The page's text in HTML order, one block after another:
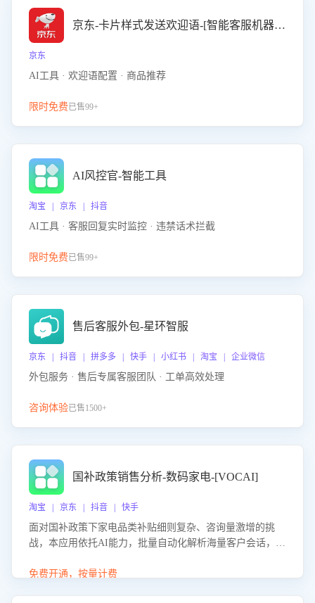
京东-卡片样式发送欢迎语-[智能客服机器人]
京东
AI工具 · 欢迎语配置 · 商品推荐
限时免费已售99+
AI风控官-智能工具
淘宝 | 京东 | 抖音
AI工具 · 客服回复实时监控 · 违禁话术拦截
限时免费已售99+
售后客服外包-星环智服
京东 | 抖音 | 拼多多 | 快手 | 小红书 | 淘宝 | 企业微信
外包服务 · 售后专属客服团队 · 工单高效处理
咨询体验已售1500+
国补政策销售分析-数码家电-[VOCAI]
淘宝 | 京东 | 抖音 | 快手
面对国补政策下家电品类补贴细则复杂、咨询量激增的挑
战，本应用依托AI能力，批量自动化解析海量客户会话，精
购买意向，深度洞察决策动因。同时全面评估客服团队政策
免费开通，按量计费